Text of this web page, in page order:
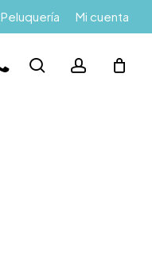
Peluquería Mi cuenta
search account
Menu